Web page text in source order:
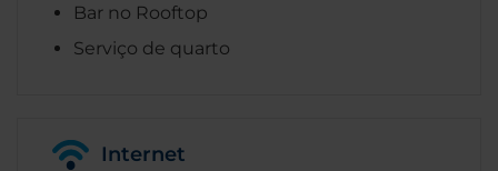
Bar no Rooftop
Serviço de quarto
Internet